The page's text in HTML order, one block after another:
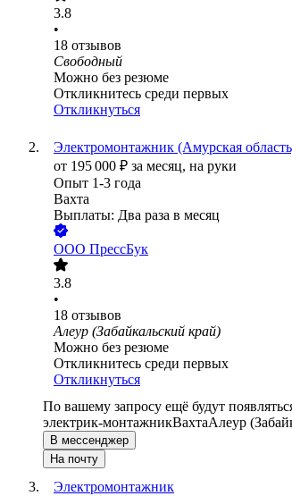
3.8
•
18 отзывов
Свободный
Можно без резюме
Откликнитесь среди первых
Откликнуться
Электромонтажник (Амурская
от 195 000 ₽ за месяц, на руки
Опыт 1-3 года
Вахта
Выплаты: Два раза в месяц
ООО ПрессБук
3.8
•
18 отзывов
Алеур (Забайкальский край)
Можно без резюме
Откликнитесь среди первых
Откликнуться
По вашему запросу ещё будут
электрик-монтажникВахтаАлеур
В мессенджер
На почту
Электромонтажник